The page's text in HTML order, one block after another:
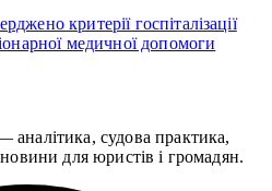
критерії госпіталізації
медичної допомоги
судова практика,
новини для юристів і громадян.